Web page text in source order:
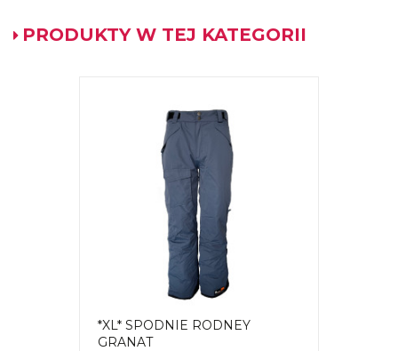
PRODUKTY W TEJ KATEGORII
*XL* SPODNIE RODNEY
GRANAT